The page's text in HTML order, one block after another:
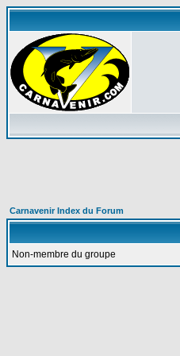
Carnavenir Index du Forum
Non-membre du groupe